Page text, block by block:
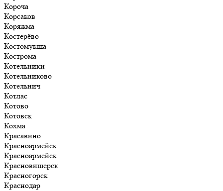
Короча
Корсаков
Коряжма
Костерёво
Костомукша
Кострома
Котельники
Котельниково
Котельнич
Котлас
Котово
Котовск
Кохма
Красавино
Красноармейск
Красноармейск
Красновишерск
Красногорск
Краснодар